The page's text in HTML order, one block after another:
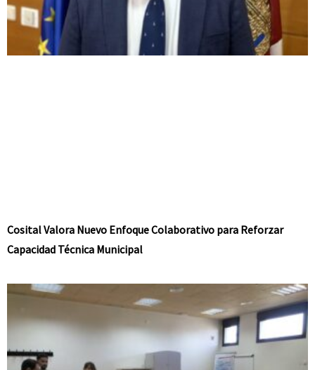
Cosital Valora Nuevo Enfoque Colaborativo para Reforzar
Capacidad Técnica Municipal